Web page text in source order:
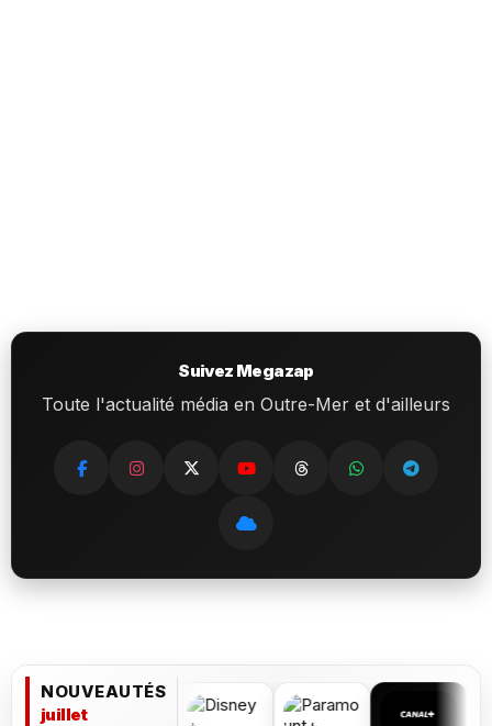
Suivez Megazap
Toute l'actualité média en Outre-Mer et d'ailleurs
NOUVEAUTÉS
juillet